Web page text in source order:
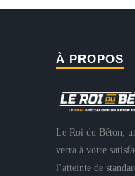
À PROPOS
Le Roi du Béton,
verra à votre
l’atteinte de